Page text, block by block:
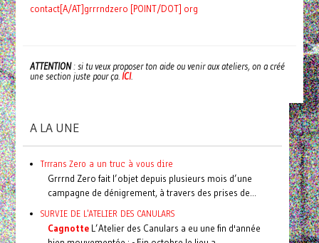
contact[A/AT]grrrndzero [POINT/DOT] org
ATTENTION: si tu veux proposer ton aide ou venir aux ateliers, on a créé
une section juste pour ça. ICI.
A LA UNE
Trrrans Zero a un truc à vous dire
Grrrnd Zero fait l’objet depuis plusieurs mois d’une
campagne de dénigrement, à travers des prises de...
SURVIE DE L'ATELIER DES CANULARS
CagnotteL’Atelier des Canulars a eu une fin d'année